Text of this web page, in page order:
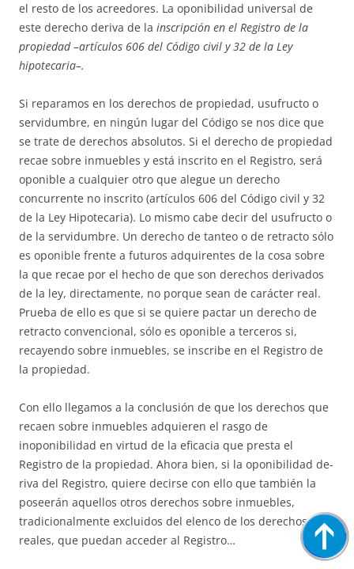
el res­to de los acreedores. La oponibilidad universal de
este derecho deriva de la inscripción en el Registro de la
propiedad –artículos 606 del Có­di­go civil y 32 de la Ley
hipotecaria–.
Si reparamos en los derechos de propiedad, usufructo o
servidumbre, en ningún lugar del Código se nos dice que
se trate de derechos absolutos. Si el derecho de propiedad
recae sobre inmuebles y está inscrito en el Re­gistro, será
oponible a cualquier otro que alegue un derecho
concurrente no inscrito (artículos 606 del Código civil y 32
de la Ley Hipotecaria). Lo mismo cabe decir del usufructo o
de la servidumbre. Un derecho de tanteo o de retracto sólo
es oponible frente a futuros adquirentes de la cosa sobre
la que recae por el hecho de que son derechos derivados
de la ley, di­rec­ta­mente, no porque sean de carácter real.
Prueba de ello es que si se quiere pactar un derecho de
retracto convencional, sólo es oponible a terceros si,
recayendo sobre inmuebles, se inscribe en el Registro de
la propiedad.
Con ello llegamos a la conclusión de que los derechos que
recaen so­bre inmuebles adquieren el rasgo de
inoponibilidad en virtud de la efi­ca­cia que presta el
Registro de la propiedad. Ahora bien, si la oponibilidad de­
riva del Registro, quiere decirse con ello que también la
poseerán aque­llos otros derechos sobre inmuebles,
tradicionalmente excluidos del elen­co de los derechos
reales, que puedan acceder al Registro…